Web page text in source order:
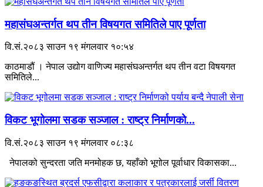
महासंघअन्तर्गत थप तीन विषयगत समितिले पाए पूर्णता
वि.सं.२०८३ साउन १९ मंगलवार १०:५४
काठमाडौं । नेपाल उद्योग वाणिज्य महासंघअन्तर्गत थप तीन वटा विषयगत
समितिले...
विकट भूगोलमा सडक सञ्जाल : राष्ट्र निर्माणको...
वि.सं.२०८३ साउन १९ मंगलवार ०८:३८
नेपालको सुन्दरता जति मनमोहक छ, यहाँको भूगोल पूर्वाधार विकासका...